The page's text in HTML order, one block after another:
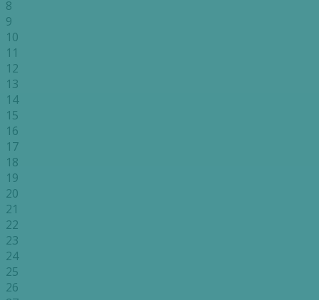
8
9
10
11
12
13
14
15
16
17
18
19
20
21
22
23
24
25
26